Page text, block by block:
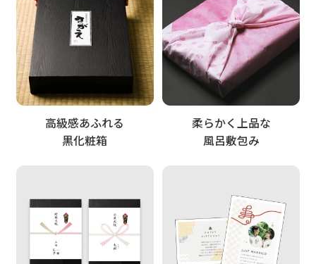
高級感あふれる
黒化粧箱
柔らかく上品な
風呂敷包み